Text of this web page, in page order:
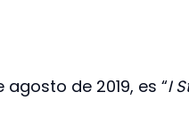
de 2019, es “I